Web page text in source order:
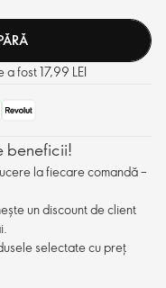
fost 17,99 LEI
beneficii!
la fiecare comandă –
un discount de client
selectate cu preț